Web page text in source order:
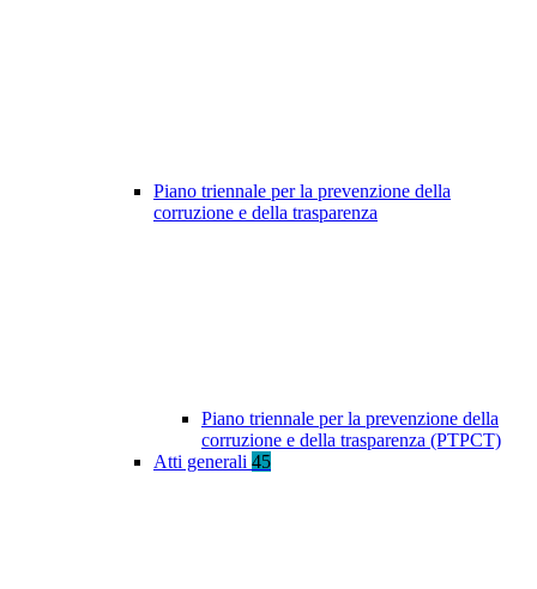
Piano triennale per la prevenzione della
corruzione e della trasparenza
Piano triennale per la prevenzione della
corruzione e della trasparenza (PTPCT)
Atti generali 45